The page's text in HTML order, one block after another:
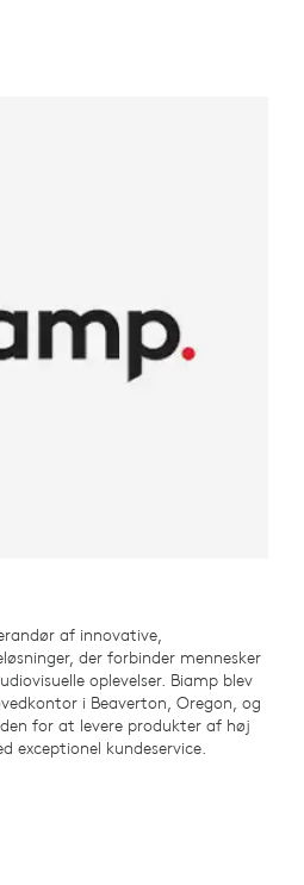
af innovative,
der forbinder mennesker
oplevelser. Biamp blev
i Beaverton, Oregon, og
for at levere produkter af høj
exceptionel kundeservice.